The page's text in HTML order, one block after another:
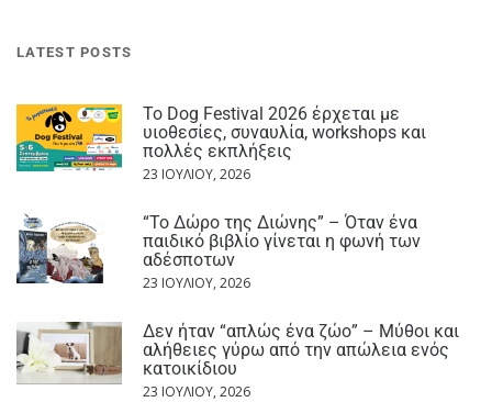
LATEST POSTS
Το Dog Festival 2026 έρχεται με
υιοθεσίες, συναυλία, workshops και
πολλές εκπλήξεις
23 ΙΟΥΛΊΟΥ, 2026
“Το Δώρο της Διώνης” – Όταν ένα
παιδικό βιβλίο γίνεται η φωνή των
αδέσποτων
23 ΙΟΥΛΊΟΥ, 2026
Δεν ήταν “απλώς ένα ζώο” – Μύθοι και
αλήθειες γύρω από την απώλεια ενός
κατοικίδιου
23 ΙΟΥΛΊΟΥ, 2026